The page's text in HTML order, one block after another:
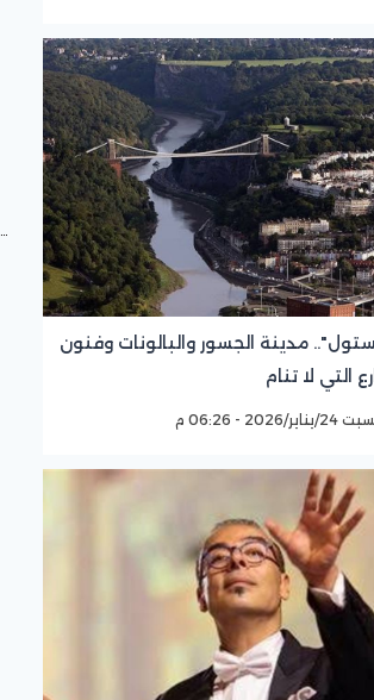
مدينة الجسور والبالونات وفنون
التي لا تنام
24/يناير/2026 - 06:26 م